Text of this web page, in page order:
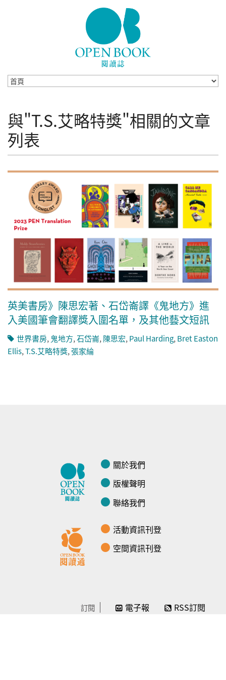
與"T.S.艾略特獎"相關的文章
列表
英美書房》陳思宏著、石岱崙譯《鬼地方》進
入美國筆會翻譯獎入圍名單，及其他藝文短訊
世界書房, 鬼地方,石岱崙,陳思宏,Paul Harding,Bret Easton
Ellis,T.S.艾略特獎,張家綸
關於我們
版權聲明
聯絡我們
活動資訊刊登
空間資訊刊登
訂閱 電子報 RSS訂閱